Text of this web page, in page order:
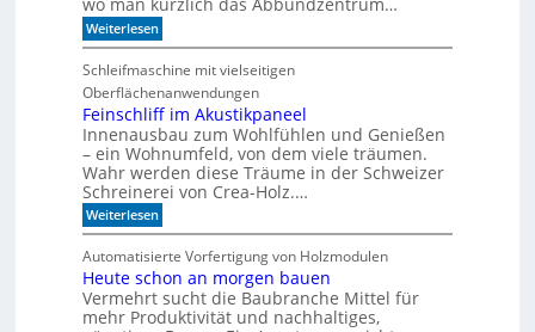
t
s
i
c
h
C
N
C
-
T
e
c
h
n
k
?
wo man kürzlich das Abbundzentrum…
Weiterlesen:
V
r
f
e
r
t
i
g
u
g
u
f
S
c
h
Schleifmaschine mit vielseitigen
Oberflächenanwendungen
Feinschliff im Akustikpaneel
Innenausbau zum Wohlfühlen und Genießen
– ein Wohnumfeld, von dem viele träumen.
Wahr werden diese Träume in der Schweizer
Schreinerei von Crea-Holz.…
Weiterlesen:
F
i
n
s
c
Automatisierte Vorfertigung von Holzmodulen
Heute schon an morgen bauen
Vermehrt sucht die Baubranche Mittel für
mehr Produktivität und nachhaltiges,